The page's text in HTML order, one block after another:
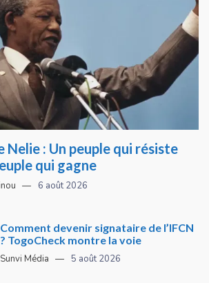
Nelie : Un peuple qui résiste
qui gagne
6 août 2026
Comment devenir signataire de l’IFCN
? TogoCheck montre la voie
Sunvi Média 5 août 2026